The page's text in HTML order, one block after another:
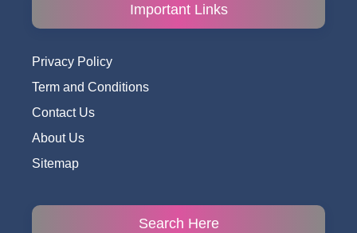
Important Links
Privacy Policy
Term and Conditions
Contact Us
About Us
Sitemap
Search Here